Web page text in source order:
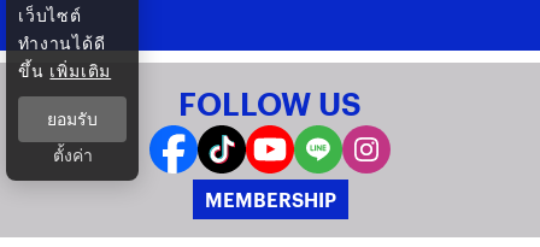
FOLLOW US
MEMBERSHIP
เว็บไซต์
ทำงานได้ดี
ขึ้น เพิ่มเติม
ยอมรับ
ตั้งค่า